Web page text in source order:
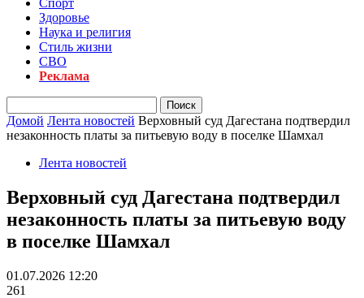
Спорт
Здоровье
Наука и религия
Стиль жизни
СВО
Реклама
Домой Лента новостей Верховный суд Дагестана подтвердил
незаконность платы за питьевую воду в поселке Шамхал
Лента новостей
Верховный суд Дагестана подтвердил
незаконность платы за питьевую воду
в поселке Шамхал
01.07.2026 12:20
261